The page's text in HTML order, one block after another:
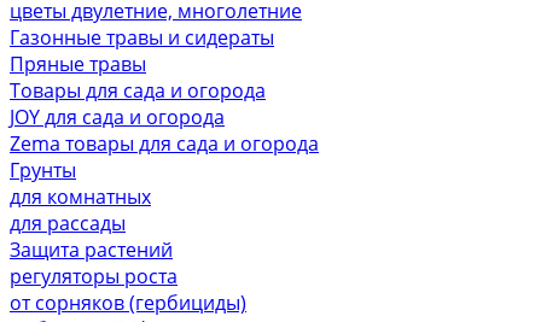
цветы двулетние, многолетние
Газонные травы и сидераты
Пряные травы
Товары для сада и огорода
JOY для сада и огорода
Zema товары для сада и огорода
Грунты
для комнатных
для рассады
Защита растений
регуляторы роста
от сорняков (гербициды)